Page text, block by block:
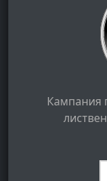
Кампания